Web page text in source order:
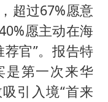
超过67%愿意
愿主动在海
官”。报告特
是第一次来华
引入境“首来